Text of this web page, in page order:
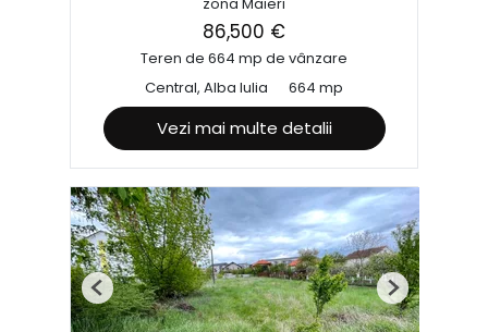
86,500 €
Teren de 664 mp de vânzare
Central, Alba Iulia
664 mp
Vezi mai multe detalii
Previous Next